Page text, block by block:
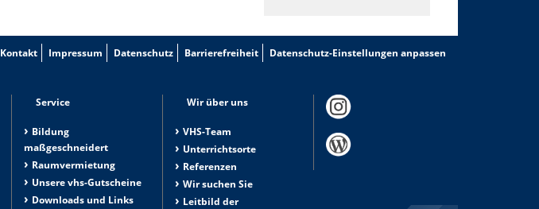
Kontakt Impressum Datenschutz Barrierefreiheit Datenschutz-Einstellungen anpassen
Service
Bildung
maßgeschneidert
Raumvermietung
Unsere vhs-Gutscheine
Downloads und Links
Wir über uns
VHS-Team
Unterrichtsorte
Referenzen
Wir suchen Sie
Leitbild der